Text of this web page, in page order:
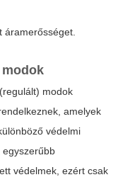
áramerősséget.
modok
amelyek
védelmi
egyszerűbb
védelmek, ezért csak